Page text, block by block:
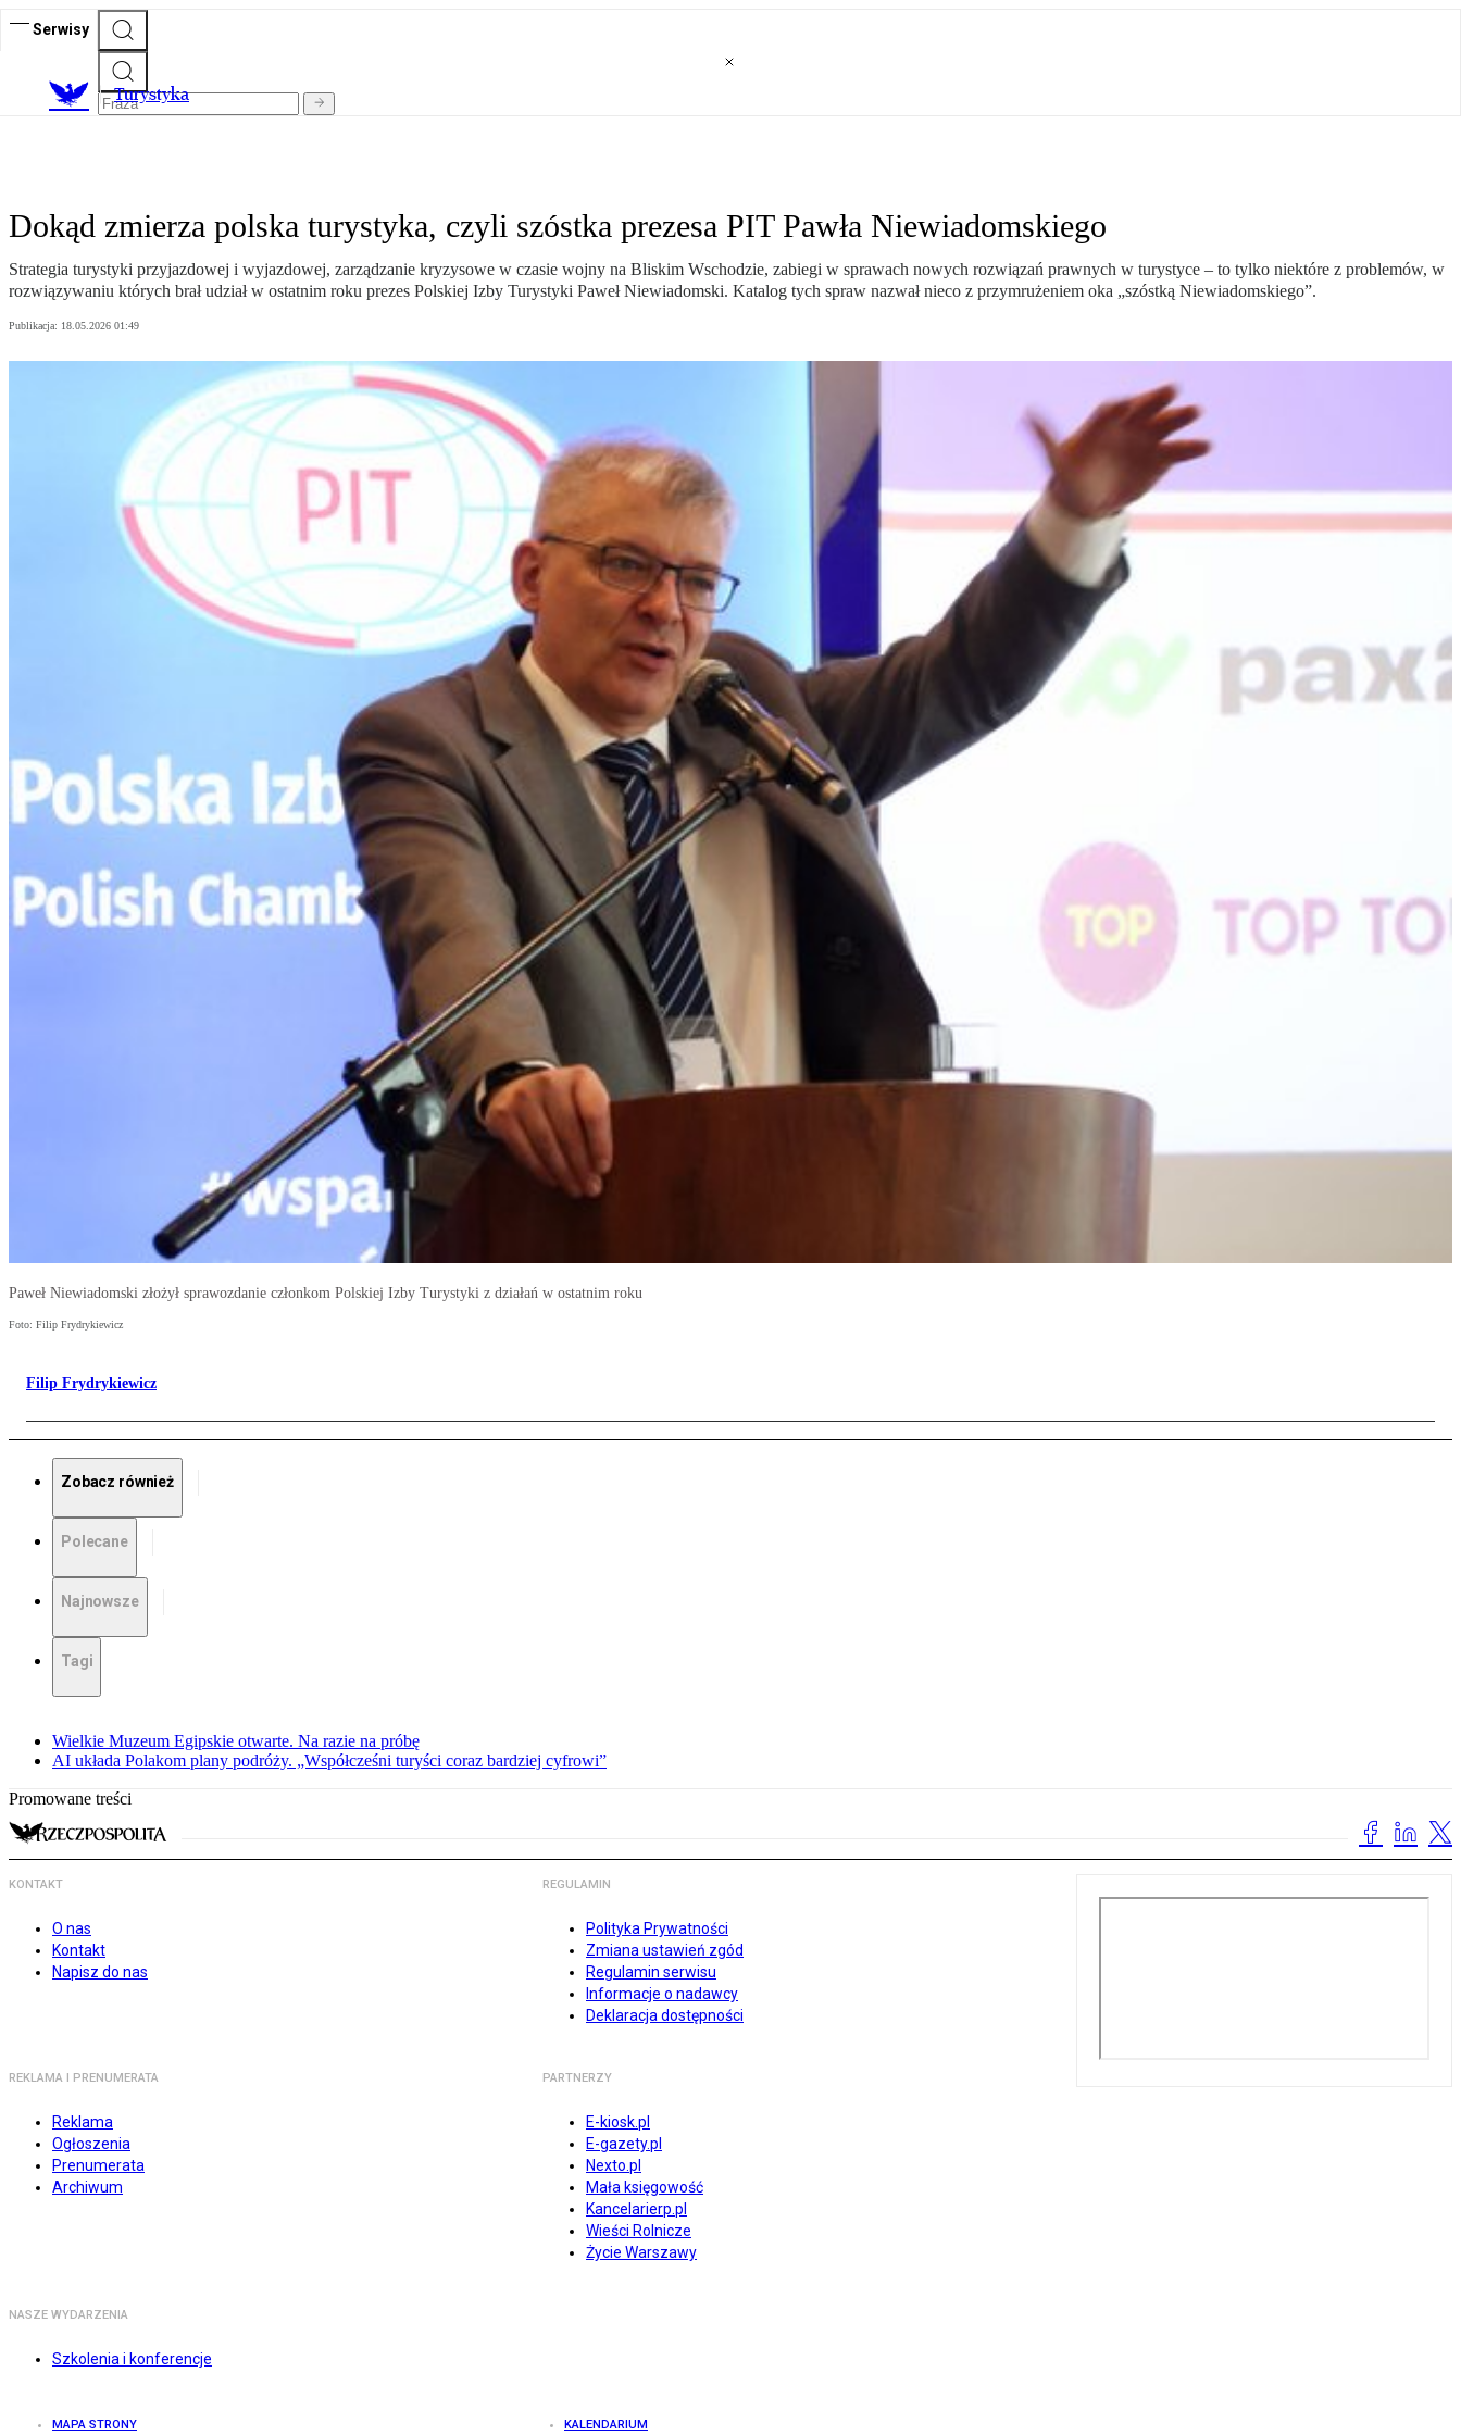
Serwisy
Turystyka
Dokąd zmierza polska turystyka, czyli szóstka prezesa PIT Pawła Niewiadomskiego
Strategia turystyki przyjazdowej i wyjazdowej, zarządzanie kryzysowe w czasie wojny na Bliskim Wschodzie, zabiegi w sprawach nowych rozwiązań prawnych w turystyce – to tylko niektóre z problemów, w
rozwiązywaniu których brał udział w ostatnim roku prezes Polskiej Izby Turystyki Paweł Niewiadomski. Katalog tych spraw nazwał nieco z przymrużeniem oka „szóstką Niewiadomskiego”.
Publikacja: 18.05.2026 01:49
Paweł Niewiadomski złożył sprawozdanie członkom Polskiej Izby Turystyki z działań w ostatnim roku
Foto: Filip Frydrykiewicz
Filip Frydrykiewicz
Zobacz również
Polecane
Najnowsze
Tagi
Wielkie Muzeum Egipskie otwarte. Na razie na próbę
AI układa Polakom plany podróży. „Współcześni turyści coraz bardziej cyfrowi”
Promowane treści
KONTAKT
O nas
Kontakt
Napisz do nas
REGULAMIN
Polityka Prywatności
Zmiana ustawień zgód
Regulamin serwisu
Informacje o nadawcy
Deklaracja dostępności
REKLAMA I PRENUMERATA
Reklama
Ogłoszenia
Prenumerata
Archiwum
PARTNERZY
E-kiosk.pl
E-gazety.pl
Nexto.pl
Mała księgowość
Kancelarierp.pl
Wieści Rolnicze
Życie Warszawy
NASZE WYDARZENIA
Szkolenia i konferencje
MAPA STRONY KALENDARIUM